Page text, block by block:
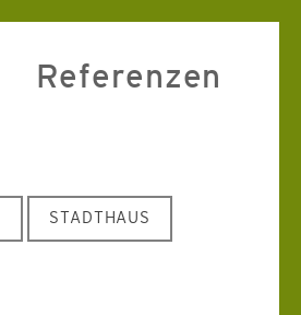
Referenzen
STADTHAUS